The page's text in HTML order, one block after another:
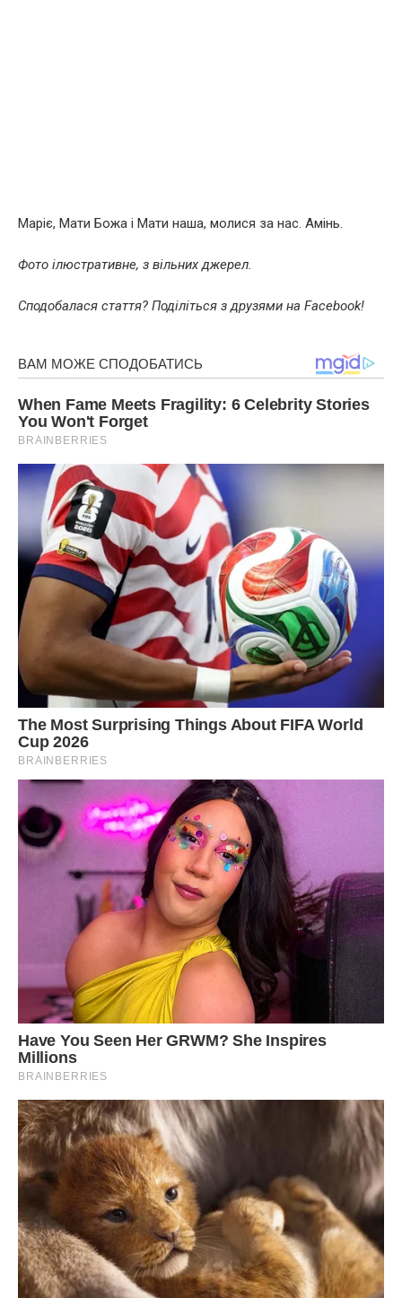
Маріє, Мати Божа і Мати наша, молися за нас. Амінь.
Фото ілюстративне, з вільних джерел.
Сподобалася стаття? Поділіться з друзями на Facebook!